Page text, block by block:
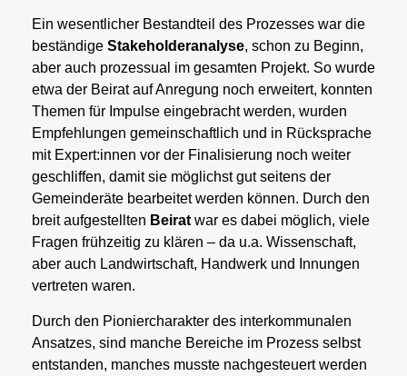
Ein wesentlicher Bestandteil des Prozesses war die
beständige Stakeholderanalyse, schon zu Beginn,
aber auch prozessual im gesamten Projekt. So wurde
etwa der Beirat auf Anregung noch erweitert, konnten
Themen für Impulse eingebracht werden, wurden
Empfehlungen gemeinschaftlich und in Rücksprache
mit Expert:innen vor der Finalisierung noch weiter
geschliffen, damit sie möglichst gut seitens der
Gemeinderäte bearbeitet werden können. Durch den
breit aufgestellten Beiratwar es dabei möglich, viele
Fragen frühzeitig zu klären – da u.a. Wissenschaft,
aber auch Landwirtschaft, Handwerk und Innungen
vertreten waren.
Durch den Pioniercharakter des interkommunalen
Ansatzes, sind manche Bereiche im Prozess selbst
entstanden, manches musste nachgesteuert werden